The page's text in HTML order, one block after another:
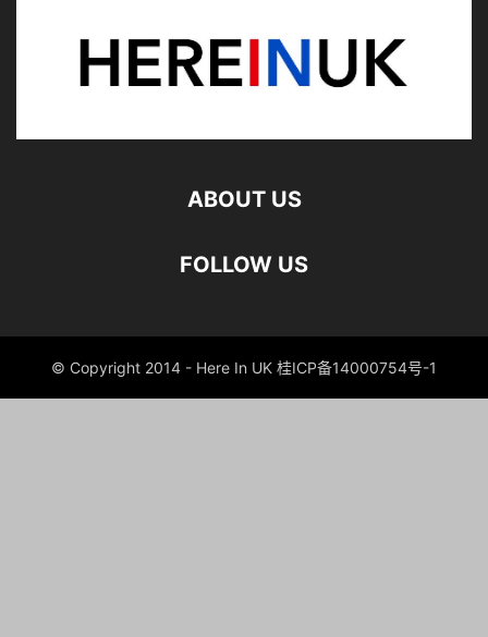
ABOUT US
FOLLOW US
© Copyright 2014 - Here In UK 桂ICP备14000754号-1